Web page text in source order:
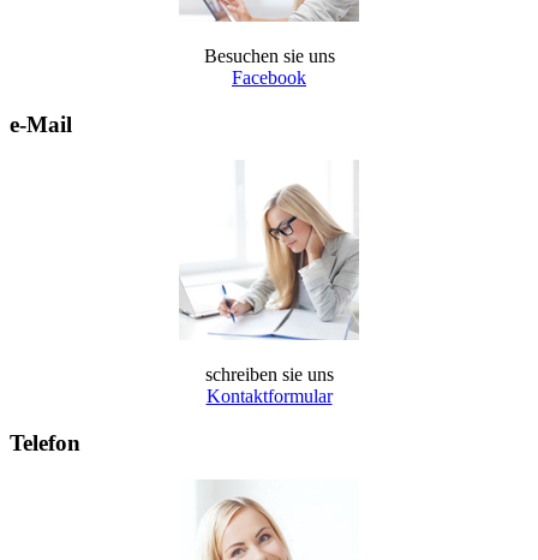
Besuchen sie uns
Facebook
e-Mail
schreiben sie uns
Kontaktformular
Telefon